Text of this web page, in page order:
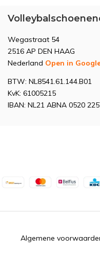
Wegastraat 54
2516 AP DEN HAAG
Nederland Open in
BTW: NL8541.61.144.B01
KvK: 61005215
IBAN: NL21 ABNA 0520
Algemene